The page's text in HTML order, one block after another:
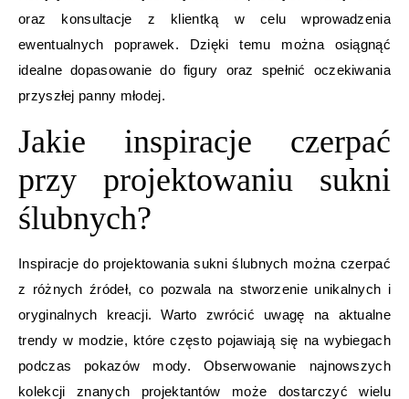
oraz konsultacje z klientką w celu wprowadzenia
ewentualnych poprawek. Dzięki temu można osiągnąć
idealne dopasowanie do figury oraz spełnić oczekiwania
przyszłej panny młodej.
Jakie inspiracje czerpać
przy projektowaniu sukni
ślubnych?
Inspiracje do projektowania sukni ślubnych można czerpać
z różnych źródeł, co pozwala na stworzenie unikalnych i
oryginalnych kreacji. Warto zwrócić uwagę na aktualne
trendy w modzie, które często pojawiają się na wybiegach
podczas pokazów mody. Obserwowanie najnowszych
kolekcji znanych projektantów może dostarczyć wielu